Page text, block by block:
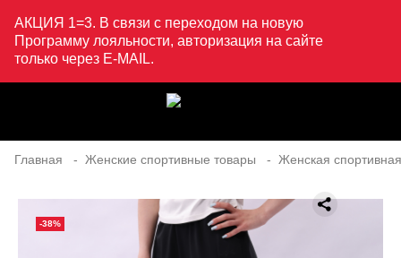
АКЦИЯ 1=3. В связи с переходом на новую
Программу лояльности, авторизация на сайте
только через E-MAIL.
Главная Женские спортивные товары Женская
-38%